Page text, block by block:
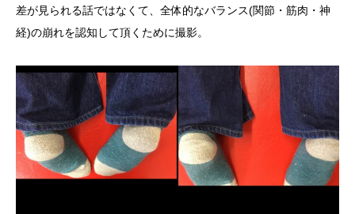
差が見られる話ではなくて、全体的なバランス(関節・筋肉・神
経)の崩れを認知して頂くために撮影。